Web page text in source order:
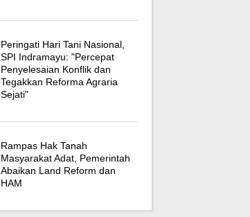
Peringati Hari Tani Nasional,
SPI Indramayu: "Percepat
Penyelesaian Konflik dan
Tegakkan Reforma Agraria
Sejati"
Rampas Hak Tanah
Masyarakat Adat, Pemerintah
Abaikan Land Reform dan
HAM